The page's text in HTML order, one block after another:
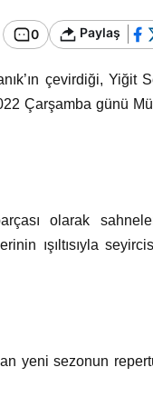
0 Paylaş
çevirdiği, Yiğit
Çarşamba günü
olarak
ışıltısıyla
yeni sezonun